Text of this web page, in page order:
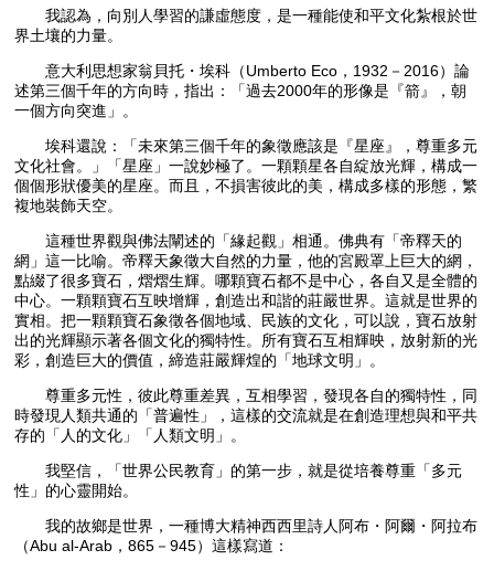
我認為，向別人學習的謙虛態度，是一種能使和平文化紮根於世
界土壤的力量。
意大利思想家翁貝托・埃科（Umberto Eco，1932－2016）論
述第三個千年的方向時，指出：「過去2000年的形像是『箭』，朝
一個方向突進」。
埃科還說：「未來第三個千年的象徵應該是『星座』，尊重多元
文化社會。」「星座」一說妙極了。一顆顆星各自綻放光輝，構成一
個個形狀優美的星座。而且，不損害彼此的美，構成多樣的形態，繁
複地裝飾天空。
這種世界觀與佛法闡述的「緣起觀」相通。佛典有「帝釋天的
網」這一比喻。帝釋天象徵大自然的力量，他的宮殿罩上巨大的網，
點綴了很多寶石，熠熠生輝。哪顆寶石都不是中心，各自又是全體的
中心。一顆顆寶石互映增輝，創造出和諧的莊嚴世界。這就是世界的
實相。把一顆顆寶石象徵各個地域、民族的文化，可以說，寶石放射
出的光輝顯示著各個文化的獨特性。所有寶石互相輝映，放射新的光
彩，創造巨大的價值，締造莊嚴輝煌的「地球文明」。
尊重多元性，彼此尊重差異，互相學習，發現各自的獨特性，同
時發現人類共通的「普遍性」，這樣的交流就是在創造理想與和平共
存的「人的文化」「人類文明」。
我堅信，「世界公民教育」的第一步，就是從培養尊重「多元
性」的心靈開始。
我的故鄉是世界，一種博大精神西西里詩人阿布・阿爾・阿拉布
（Abu al-Arab，865－945）這樣寫道：